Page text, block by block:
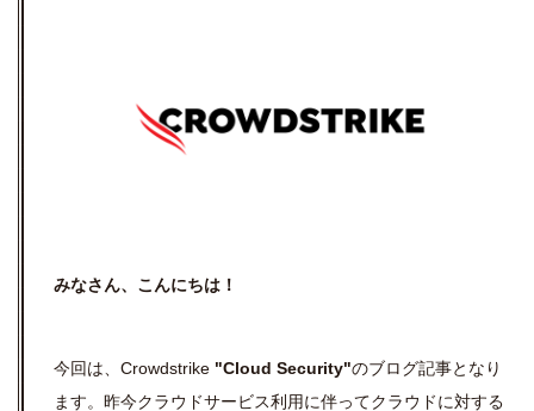
みなさん、こんにちは！
今回は、Crowdstrike "Cloud Security"のブログ記事となり
ます。昨今クラウドサービス利用に伴ってクラウドに対する